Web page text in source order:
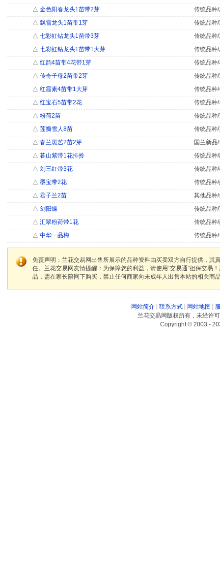
△ 金色阳春龙头1苗带2芽
传统品种
△ 飘雪龙头1苗带1芽
传统品种
△ 七彩虹钻龙头1苗带3芽
传统品种
△ 七彩虹钻龙头1苗带1大芽
传统品种
△ 红韵4苗带4花带1芽
传统品种
△ 传奇子母2苗带2芽
传统品种
△ 红霞素4苗带1大芽
传统品种
△ 红宝石5苗带2花
传统品种
△ 粉荷2苗
传统品种
△ 莲瓣雪人8苗
传统品种
△ 春兰斑艺2苗2芽
国兰新品
△ 暮山紫带1花排拎
传统品种
△ 刘三红带3花
传统品种
△ 墨宝带2花
传统品种
△ 君子兰2苗
其他品种
△ 剑阳蝶
传统品种
△ 汇翠粉荷带1花
传统品种
△ 中华一品梅 传统品种
免责声明：兰花交易网出售所展示的品种资料由买卖双方自行提供，
任。兰花交易网友情提醒：为保障您的利益，请使用“交易通”担保交
品，需在家长陪同下购买，禁止任何商家向未成年人出售本站的相关商
网站简介| 联系方式| 网站地图
兰花交易网版权所有，未经许
Copyright © 2003 -